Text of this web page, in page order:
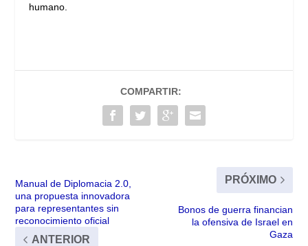
humano.
COMPARTIR:
Manual de Diplomacia 2.0,
una propuesta innovadora
para representantes sin
reconocimiento oficial
ANTERIOR
PRÓXIMO
Bonos de guerra financian
la ofensiva de Israel en
Gaza